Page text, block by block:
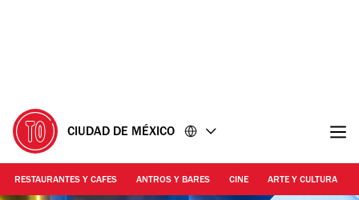
CIUDAD DE MÉXICO
RESTAURANTES Y CAFES ANTROS Y BARES CINE ARTE Y CULTURA